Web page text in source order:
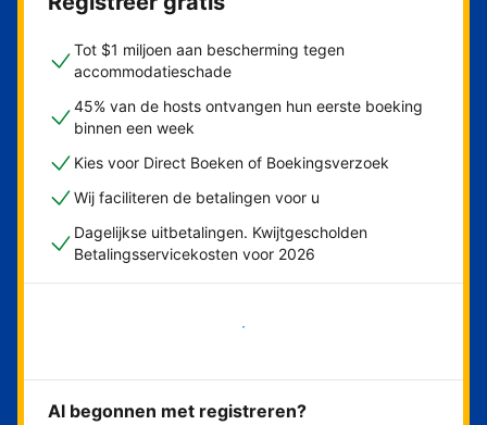
Tot $1 miljoen aan bescherming tegen
accommodatieschade
45% van de hosts ontvangen hun eerste boeking
binnen een week
Kies voor Direct Boeken of Boekingsverzoek
Wij faciliteren de betalingen voor u
Dagelijkse uitbetalingen. Kwijtgescholden
Betalingsservicekosten voor 2026
Nu meteen beginnen
Al begonnen met registreren?